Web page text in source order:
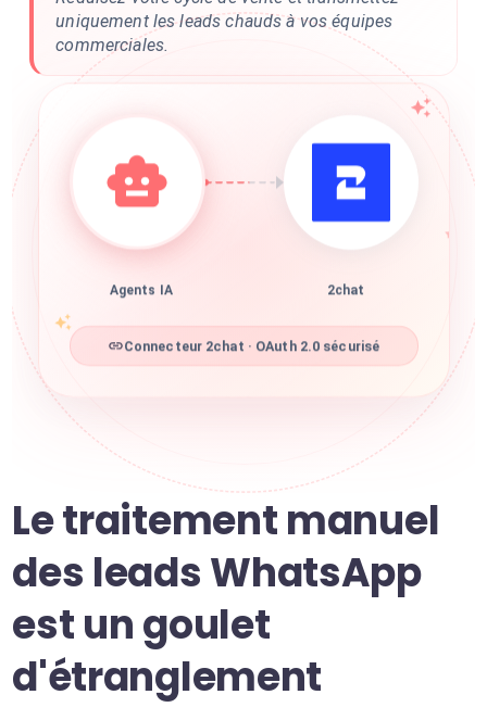
uniquement les leads chauds à vos équipes
commerciales.
Agents IA 2chat
Connecteur 2chat · OAuth 2.0 sécurisé
Le traitement manuel
des leads WhatsApp
est un goulet
d'étranglement